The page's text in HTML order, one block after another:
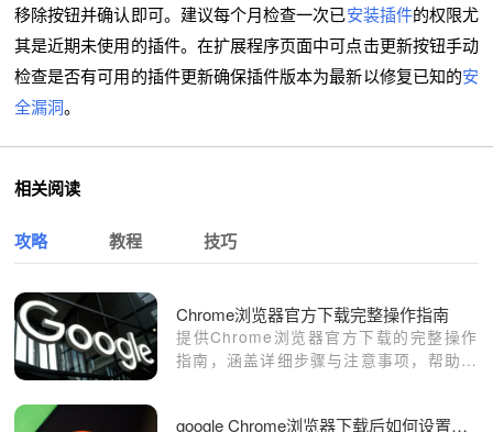
移除按钮并确认即可。建议每个月检查一次已安装插件的权限尤
其是近期未使用的插件。在扩展程序页面中可点击更新按钮手动
检查是否有可用的插件更新确保插件版本为最新以修复已知的安
全漏洞。
相关阅读
攻略 教程 技巧
Chrome浏览器官方下载完整操作指南
提供Chrome浏览器官方下载的完整操作
指南，涵盖详细步骤与注意事项，帮助用
google Chrome浏览器下载后如何设置浏览器下载提醒功能